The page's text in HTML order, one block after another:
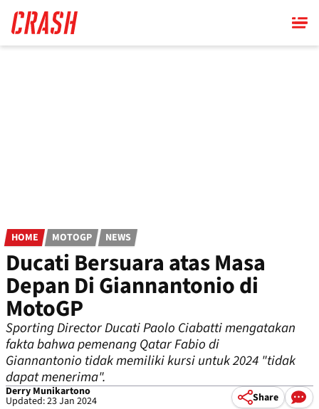
main
content
HOME MOTOGP NEWS
Ducati Bersuara atas Masa
Depan Di Giannantonio di
MotoGP
Sporting Director Ducati Paolo Ciabatti mengatakan
fakta bahwa pemenang Qatar Fabio di
Giannantonio tidak memiliki kursi untuk 2024 "tidak
dapat menerima".
Derry Munikartono
Updated: 23 Jan 2024 Share